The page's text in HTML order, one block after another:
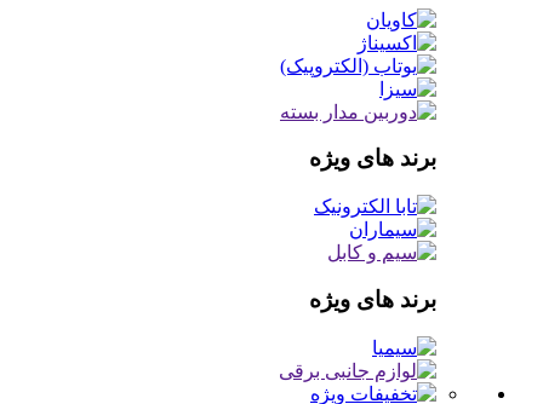
برند های ویژه
برند های ویژه